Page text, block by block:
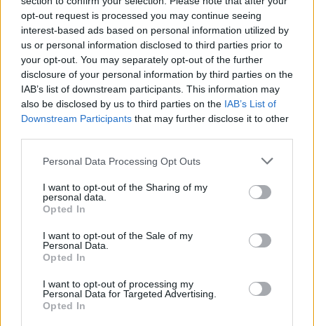
opt-out request is processed you may continue seeing
interest-based ads based on personal information utilized by
us or personal information disclosed to third parties prior to
your opt-out. You may separately opt-out of the further
disclosure of your personal information by third parties on the
IAB’s list of downstream participants. This information may
also be disclosed by us to third parties on the IAB’s List of
Downstream Participants that may further disclose it to other
Personal Data Processing Opt Outs
I want to opt-out of the Sharing of my
personal data.
Opted In
I want to opt-out of the Sale of my
Personal Data.
Opted In
I want to opt-out of processing my
Personal Data for Targeted Advertising.
Opted In
Newsroom
Δείτε επίσης